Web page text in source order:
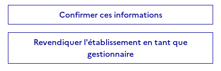
Confirmer ces informations
Revendiquer l'établissement en tant que
gestionnaire